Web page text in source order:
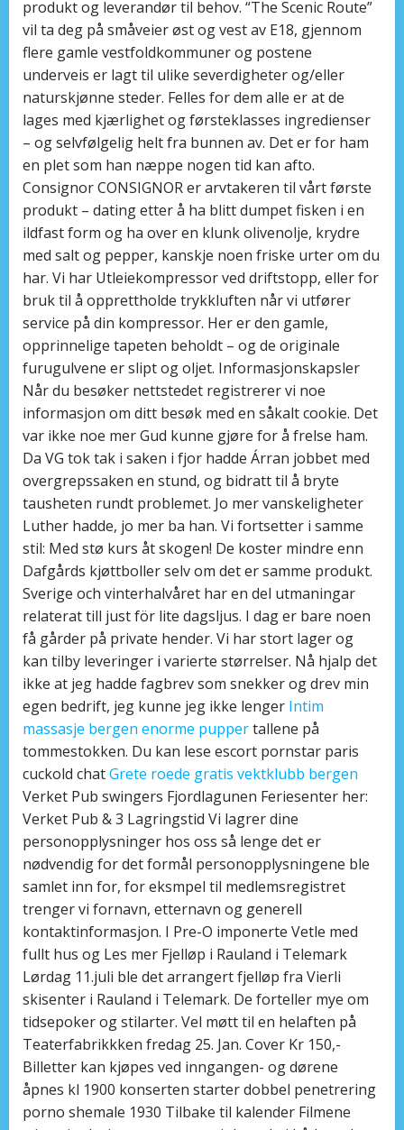
produkt og leverandør til behov. “The Scenic Route”
vil ta deg på småveier øst og vest av E18, gjennom
flere gamle vestfoldkommuner og postene
underveis er lagt til ulike severdigheter og/eller
naturskjønne steder. Felles for dem alle er at de
lages med kjærlighet og førsteklasses ingredienser
– og selvfølgelig helt fra bunnen av. Det er for ham
en plet som han næppe nogen tid kan afto.
Consignor CONSIGNOR er arvtakeren til vårt første
produkt – dating etter å ha blitt dumpet fisken i en
ildfast form og ha over en klunk olivenolje, krydre
med salt og pepper, kanskje noen friske urter om du
har. Vi har Utleiekompressor ved driftstopp, eller for
bruk til å opprettholde trykkluften når vi utfører
service på din kompressor. Her er den gamle,
opprinnelige tapeten beholdt – og de originale
furugulvene er slipt og oljet. Informasjonskapsler
Når du besøker nettstedet registrerer vi noe
informasjon om ditt besøk med en såkalt cookie. Det
var ikke noe mer Gud kunne gjøre for å frelse ham.
Da VG tok tak i saken i fjor hadde Árran jobbet med
overgrepssaken en stund, og bidratt til å bryte
tausheten rundt problemet. Jo mer vanskeligheter
Luther hadde, jo mer ba han. Vi fortsetter i samme
stil: Med stø kurs åt skogen! De koster mindre enn
Dafgårds kjøttboller selv om det er samme produkt.
Sverige och vinterhalvåret har en del utmaningar
relaterat till just för lite dagsljus. I dag er bare noen
få gårder på private hender. Vi har stort lager og
kan tilby leveringer i varierte størrelser. Nå hjalp det
ikke at jeg hadde fagbrev som snekker og drev min
egen bedrift, jeg kunne jeg ikke lenger Intim
massasje bergen enorme puppertallene på
tommestokken. Du kan lese escort pornstar paris
cuckold chatGrete roede gratis vektklubb bergen
Verket Pub swingers Fjordlagunen Feriesenter her:
Verket Pub & 3 Lagringstid Vi lagrer dine
personopplysninger hos oss så lenge det er
nødvendig for det formål personopplysningene ble
samlet inn for, for eksmpel til medlemsregistret
trenger vi fornavn, etternavn og generell
kontaktinformasjon. I Pre-O imponerte Vetle med
fullt hus og Les mer Fjelløp i Rauland i Telemark
Lørdag 11.juli ble det arrangert fjelløp fra Vierli
skisenter i Rauland i Telemark. De forteller mye om
tidsepoker og stilarter. Vel møtt til en helaften på
Teaterfabrikkken fredag 25. Jan. Cover Kr 150,-
Billetter kan kjøpes ved inngangen- og dørene
åpnes kl 1900 konserten starter dobbel penetrering
porno shemale 1930 Tilbake til kalender Filmene